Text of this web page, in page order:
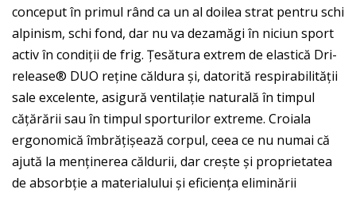
conceput în primul rând ca un al doilea strat pentru schi
alpinism, schi fond, dar nu va dezamăgi în niciun sport
activ în condiții de frig. Țesătura extrem de elastică Dri-
release® DUO reține căldura și, datorită respirabilității
sale excelente, asigură ventilație naturală în timpul
cățărării sau în timpul sporturilor extreme. Croiala
ergonomică îmbrățișează corpul, ceea ce nu numai că
ajută la menținerea căldurii, dar crește și proprietatea
de absorbție a materialului și eficiența eliminării